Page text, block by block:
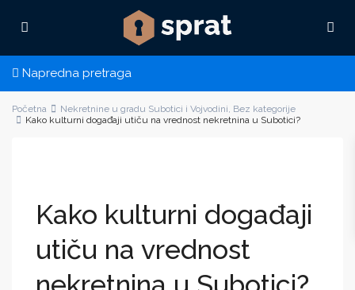
Napredna pretraga
Početna Nekretnine u gradu Subotici i Vojvodini, Bez kategorije
Kako kulturni događaji utiču na vrednost nekretnina u Subotici?
Kako kulturni događaji
utiču na vrednost